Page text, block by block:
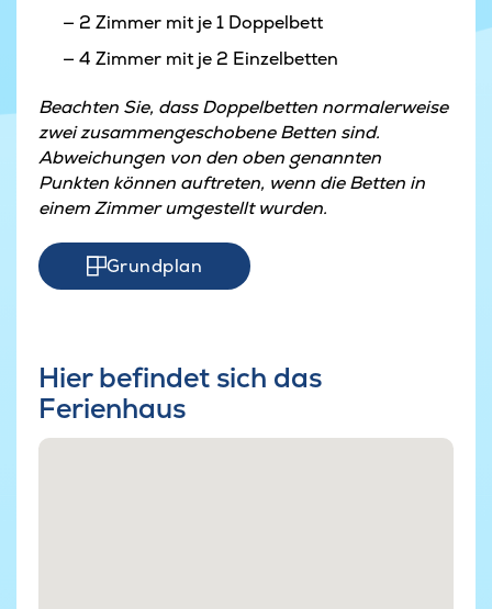
2 Zimmer mit je 1 Doppelbett
4 Zimmer mit je 2 Einzelbetten
Beachten Sie, dass Doppelbetten normalerweise
zwei zusammengeschobene Betten sind.
Abweichungen von den oben genannten
Punkten können auftreten, wenn die Betten in
einem Zimmer umgestellt wurden.
Grundplan
Hier befindet sich das
Ferienhaus